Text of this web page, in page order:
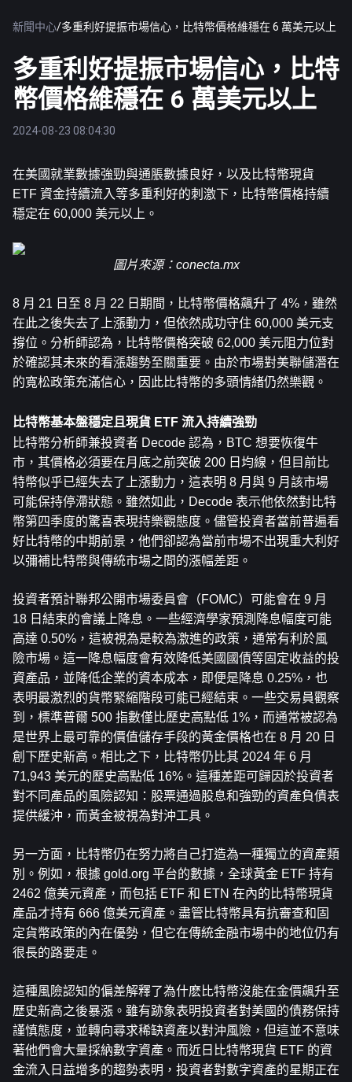
新聞中心/多重利好提振市場信心，比特幣價格維穩在 6 萬美元以上
多重利好提振市場信心，比特
幣價格維穩在 6 萬美元以上
2024-08-23 08:04:30
在美國就業數據強勁與通脹數據良好，以及 比特幣現貨
ETF 資金持續流入等多重利好的刺激下，比特幣價格持續
穩定在 60,000 美元以上。
圖片來源： conecta.mx
8 月 21 日至 8 月 22 日期間，比特幣價格飆升了 4%，雖然
在此之後失去了上漲動力，但依然成功守住 60,000 美元支
撐位。分析師認為，比特幣價格突破 62,000 美元阻力位對
於確認其未來的看漲趨勢至關重要。由於市場對美聯儲潛在
的寬松政策充滿信心，因此比特幣的多頭情緒仍然樂觀。
比特幣基本盤穩定且現貨 ETF 流入持續強勁
比特幣分析師兼投資者 Decode 認為，BTC 想要恢復牛
市，其價格必須要在月底之前突破 200 日均線，但目前比
特幣似乎已經失去了上漲動力，這表明 8 月與 9 月該市場
可能保持停滯狀態。雖然如此，Decode 表示他依然對比特
幣第四季度的驚喜表現持樂觀態度。儘管投資者當前普遍看
好比特幣的中期前景，他們卻認為當前市場不出現重大利好
以彌補比特幣與傳統市場之間的漲幅差距。
投資者預計聯邦公開市場委員會（FOMC）可能會在 9 月
18 日結束的會議上降息。一些經濟學家預測降息幅度可能
高達 0.50%，這被視為是較為激進的政策，通常有利於風
險市場。這一降息幅度會有效降低美國國債等固定收益的投
資產品，並降低企業的資本成本，即便是降息 0.25%，也
表明最激烈的貨幣緊縮階段可能已經結束。一些交易員觀察
到，標準普爾 500 指數僅比歷史高點低 1%，而通常被認為
是世界上最可靠的價值儲存手段的黃金價格也在 8 月 20 日
創下歷史新高。相比之下，比特幣仍比其 2024 年 6 月
71,943 美元的歷史高點低 16%。這種差距可歸因於投資者
對不同產品的風險認知：股票通過股息和強勁的資產負債表
提供緩沖，而黃金被視為對沖工具。
另一方面，比特幣仍在努力將自己打造為一種獨立的資產類
別。例如，根據 gold.org 平台的數據，全球黃金 ETF 持有
2462 億美元資產，而包括 ETF 和 ETN 在內的比特幣現貨
產品才持有 666 億美元資產。盡管比特幣具有抗審查和固
定貨幣政策的內在優勢，但它在傳統金融市場中的地位仍有
很長的路要走。
這種風險認知的偏差解釋了為什麽比特幣沒能在金價飆升至
歷史新高之後暴漲。雖有跡象表明投資者對美國的債務保持
謹慎態度，並轉向尋求稀缺資產以對沖風險，但這並不意味
著他們會大量採納數字資產。而近日比特幣現貨 ETF 的資
金流入日益增多的趨勢表明，投資者對數字資產的星期正在